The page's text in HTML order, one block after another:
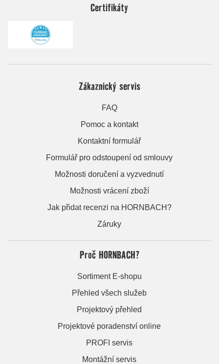
Certifikáty
Zákaznický servis
FAQ
Pomoc a kontakt
Kontaktní formulář
Formulář pro odstoupení od smlouvy
Možnosti doručení a vyzvednutí
Možnosti vrácení zboží
Jak přidat recenzi na HORNBACH?
Záruky
Proč HORNBACH?
Sortiment E-shopu
Přehled všech služeb
Projektový přehled
Projektové poradenství online
PROFI servis
Montážní servis